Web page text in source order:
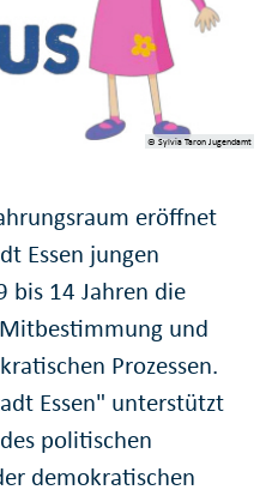
© Sylvia Taron Jugendamt
eröffnet
Essen jungen
bis 14 Jahren die
und
Prozessen.
Essen" unterstützt
politischen
demokratischen